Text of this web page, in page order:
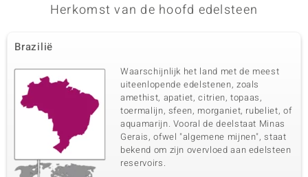
Herkomst van de hoofd edelsteen
Brazilië
Waarschijnlijk het land met de meest
uiteenlopende edelstenen, zoals
amethist, apatiet, citrien, topaas,
toermalijn, sfeen, morganiet, rubeliet, of
aquamarijn. Vooral de deelstaat Minas
Gerais, ofwel "algemene mijnen", staat
bekend om zijn overvloed aan edelsteen
reservoirs.